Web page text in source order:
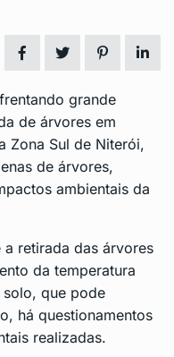
grande
de árvores em
Zona Sul de Niterói,
de árvores,
ambientais da
a retirada das árvores
da temperatura
que pode
há questionamentos
realizadas.